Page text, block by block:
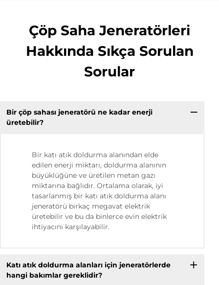
Çöp Saha Jeneratörleri
Hakkında Sıkça Sorulan
Sorular
Bir çöp sahası jeneratörü ne kadar enerji
üretebilir?
Bir katı atık doldurma alanından elde
edilen enerji miktarı, doldurma alanının
büyüklüğüne ve üretilen metan gazı
miktarına bağlıdır. Ortalama olarak, iyi
tasarlanmış bir katı atık doldurma alanı
jeneratörü birkaç megavat elektrik
üretebilir ve bu da binlerce evin elektrik
ihtiyacını karşılayabilir.
Katı atık doldurma alanları için jeneratörlerde
hangi bakımlar gereklidir?